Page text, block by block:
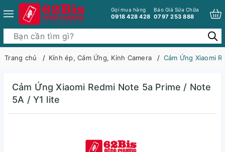
Gọi mua hàng
0918 428 428
Báo Giá Sửa Chữa
0797 253 888
Trang chủ Kính ép, Cảm Ứng, Kính Camera Cảm Ứng Xiaomi
Cảm Ứng Xiaomi Redmi Note 5a Prime / Note
5A / Y1 lite